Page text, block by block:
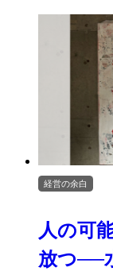
人の可
放つ──
経営の余白